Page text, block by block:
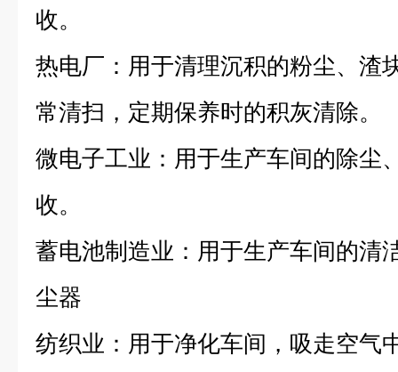
收。
热电厂：用于清理沉积的粉尘、渣
常清扫，定期保养时的积灰清除。
微电子工业：用于生产车间的除尘
收。
蓄电池制造业：用于生产车间的清
尘器
纺织业：用于净化车间，吸走空气